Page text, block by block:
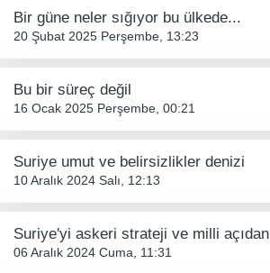
Bir güne neler sığıyor bu ülkede...
20 Şubat 2025 Perşembe, 13:23
Bu bir süreç değil
16 Ocak 2025 Perşembe, 00:21
Suriye umut ve belirsizlikler denizi
10 Aralık 2024 Salı, 12:13
Suriye'yi askeri strateji ve milli
06 Aralık 2024 Cuma, 11:31